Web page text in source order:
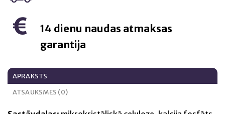
14 dienu naudas atmaksas
garantija
APRAKSTS
ATSAUKSMES (0)